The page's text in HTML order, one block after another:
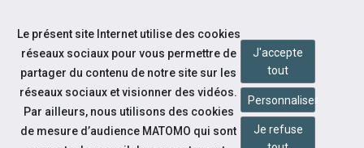
Aller au contenu
Le présent site Internet utilise des cookies
réseaux sociaux pour vous permettre de
partager du contenu de notre site sur les
réseaux sociaux et visionner des vidéos.
Par ailleurs, nous utilisons des cookies
de mesure d’audience MATOMO qui sont
J'accepte
tout
Personnaliser
Je refuse